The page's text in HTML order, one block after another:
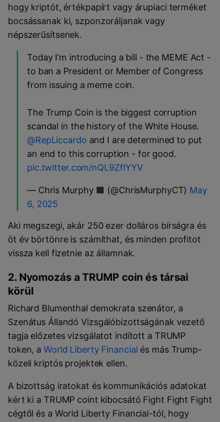
hogy kriptót, értékpapírt vagy árupiaci terméket
bocsássanak ki, szponzoráljanak vagy
népszerűsítsenek.
Today I’m introducing a bill - the MEME Act -
to ban a President or Member of Congress
from issuing a meme coin.
The Trump Coin is the biggest corruption
scandal in the history of the White House.
@RepLiccardo and I are determined to put
an end to this corruption - for good.
pic.twitter.com/nQL9ZfIYYV
— Chris Murphy 🟧 (@ChrisMurphyCT) May
6, 2025
Aki megszegi, akár 250 ezer dolláros bírságra és
öt év börtönre is számíthat, és minden profitot
vissza kell fizetnie az államnak.
2. Nyomozás a TRUMP coin és társai
körül
Richard Blumenthal demokrata szenátor, a
Szenátus Állandó Vizsgálóbizottságának vezető
tagja előzetes vizsgálatot indított a TRUMP
token, a World Liberty Financial és más Trump-
közeli kriptós projektek ellen.
A bizottság iratokat és kommunikációs adatokat
kért ki a TRUMP coint kibocsátó Fight Fight Fight
cégtől és a World Liberty Financial-tól, hogy